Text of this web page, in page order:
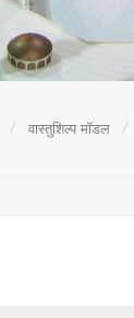
/ वास्तुशिल्प मॉडल /